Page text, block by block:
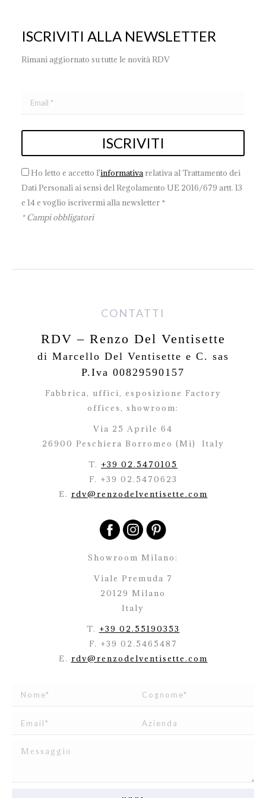
ISCRIVITI ALLA NEWSLETTER
Rimani aggiornato su tutte le novità RDV
Ho letto e accetto l'informativa relativa al Trattamento dei
Dati Personali ai sensi del Regolamento UE 2016/679 artt. 13
e 14 e voglio iscrivermi alla newsletter *
* Campi obbligatori
CONTATTI
RDV – Renzo Del Ventisette
di Marcello Del Ventisette e C. sas
P.Iva 00829590157
Fabbrica, uffici, esposizione Factory
offices, showroom:
Via 25 Aprile 64
26900 Peschiera Borromeo (Mi)
Italy
T. +39 02.5470105
F. +39 02.5470623
E. rdv@renzodelventisette.com
Showroom Milano:
Viale Premuda 7
20129 Milano
Italy
T. +39 02.55190353
F. +39 02.5465487
E. rdv@renzodelventisette.com